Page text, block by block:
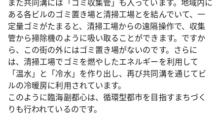
ある各ビルのゴミ置き場と清掃工場とを結んでいて、一
定量ゴミがたまると、清掃工場からの遠隔操作で、収集
管から掃除機のように吸い取ることができます。ですか
ら、この街の外にはゴミ置き場がないのです。さらに
は、清掃工場でゴミを燃やしたエネルギーを利用して
「温水」と「冷水」を作り出し、再び共同溝を通じてビ
ルの冷暖房に利用されています。
このように臨海副都心は、循環型都市を目指すまちづく
りも行われているのです。